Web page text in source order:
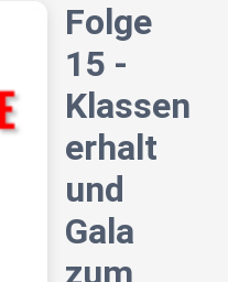
Folge
15 -
Klassen
erhalt
und
Gala
zum